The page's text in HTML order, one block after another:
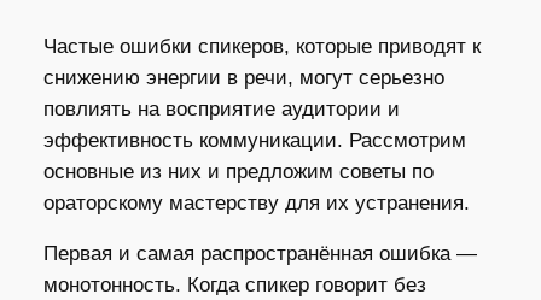
Частые ошибки спикеров, которые приводят к
снижению энергии в речи, могут серьезно
повлиять на восприятие аудитории и
эффективность коммуникации. Рассмотрим
основные из них и предложим советы по
ораторскому мастерству для их устранения.
Первая и самая распространённая ошибка —
монотонность. Когда спикер говорит без